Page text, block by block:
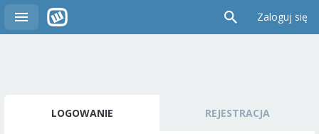
Zaloguj się
LOGOWANIE REJESTRACJA